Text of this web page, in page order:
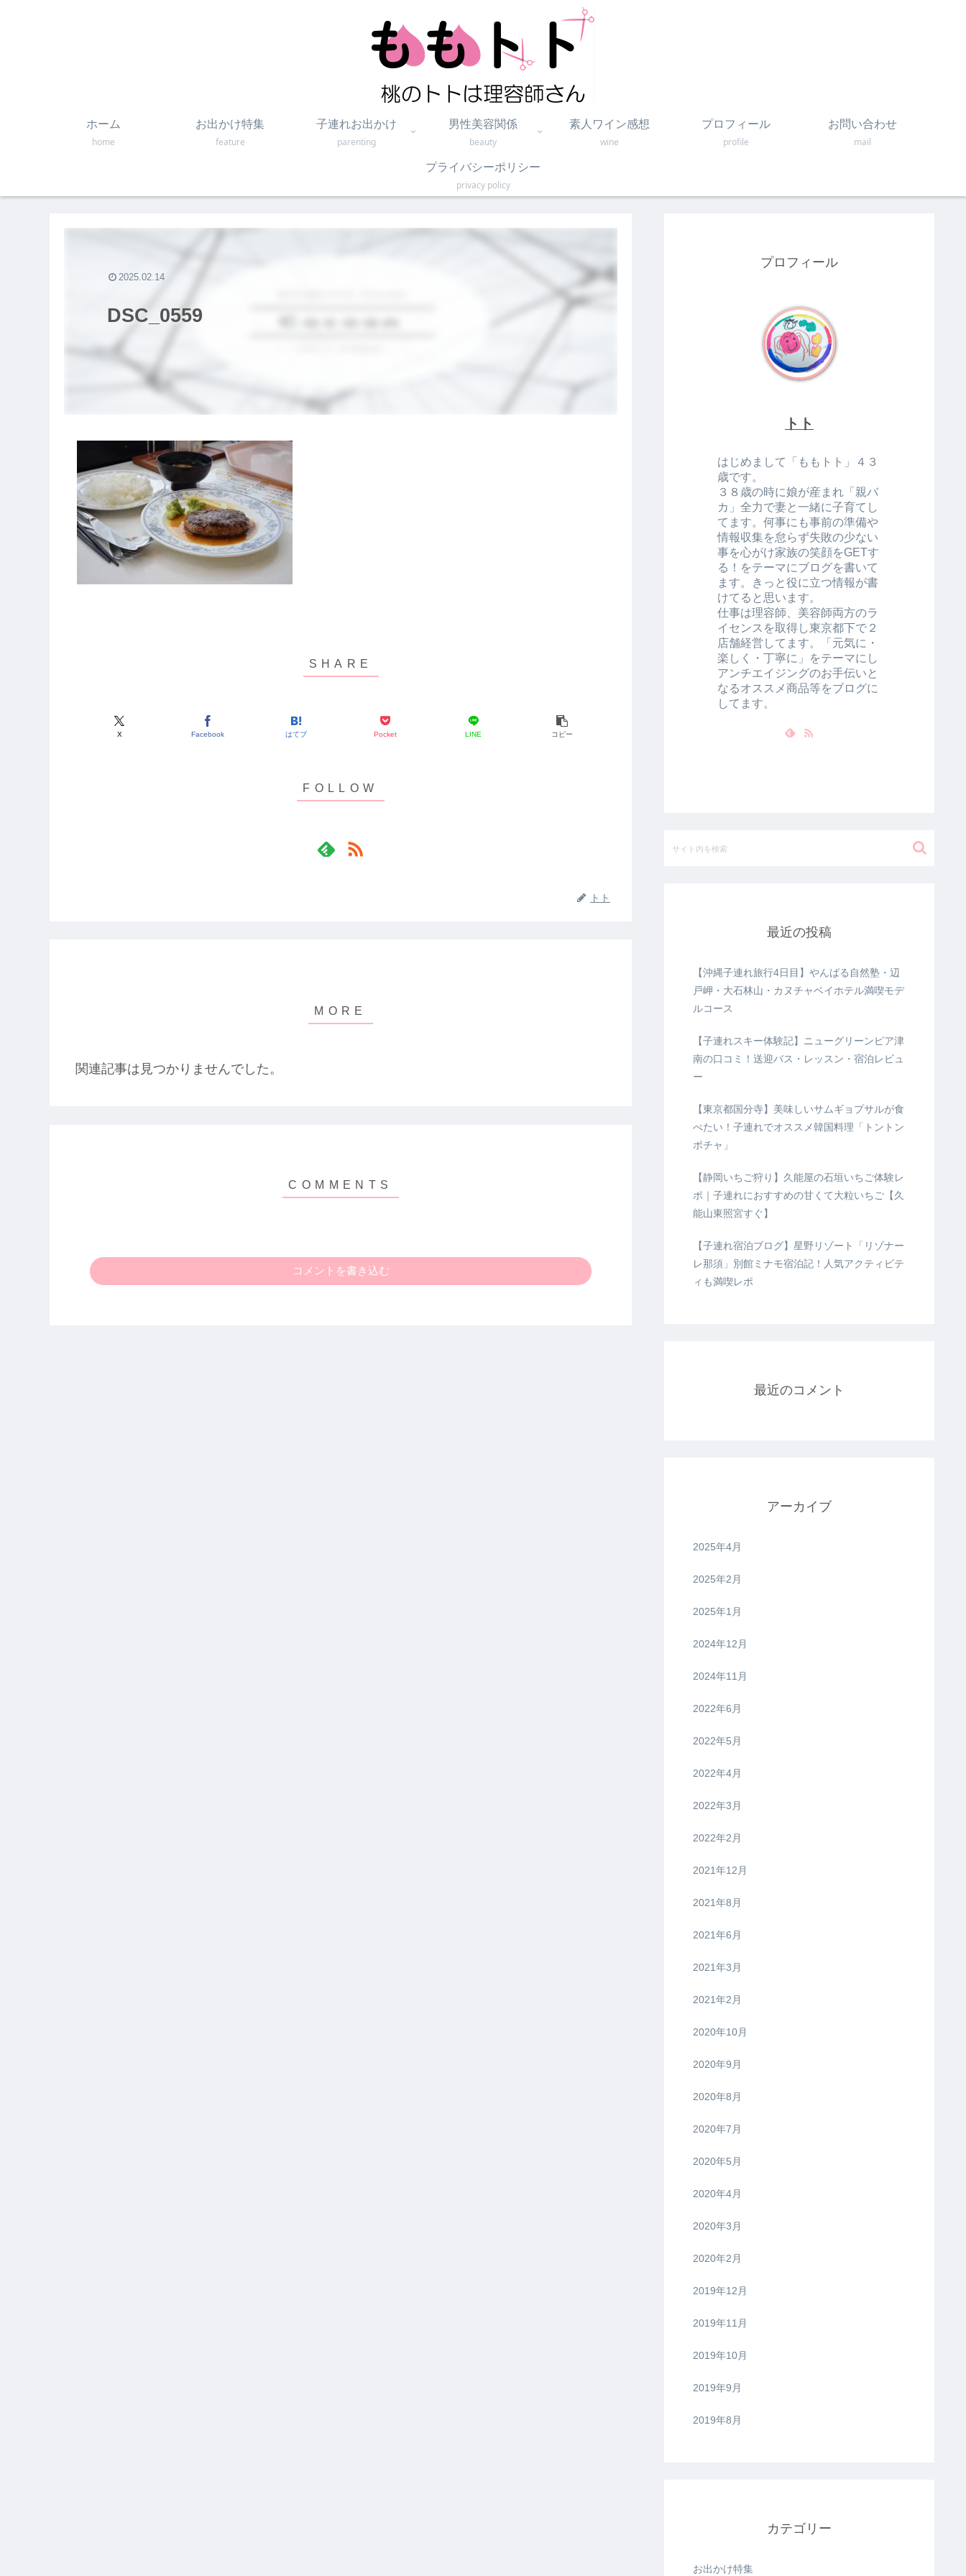
ホーム
home
お出かけ特集
feature
子連れお出かけ
parenting
男性美容関係
beauty
素人ワイン感想
wine
プロフィール
profile
お問い合わせ
mail
プライバシーポリシー
privacy policy
DSC_0559
2025.02.14
X Facebook はてブ Pocket LINE コピー
トト
関連記事は見つかりませんでした。
コメントを書き込む
プロフィール
トト
はじめまして「ももトト」４３
歳です。
３８歳の時に娘が産まれ「親バ
カ」全力で妻と一緒に子育てし
てます。何事にも事前の準備や
情報収集を怠らず失敗の少ない
事を心がけ家族の笑顔をGETす
る！をテーマにブログを書いて
ます。きっと役に立つ情報が書
けてると思います。
仕事は理容師、美容師両方のラ
イセンスを取得し東京都下で２
店舗経営してます。「元気に・
楽しく・丁寧に」をテーマにし
アンチエイジングのお手伝いと
なるオススメ商品等をブログに
してます。
最近の投稿
【沖縄子連れ旅行4日目】やんばる自然塾・辺
戸岬・大石林山・カヌチャベイホテル満喫モデ
ルコース
【子連れスキー体験記】ニューグリーンピア津
南の口コミ！送迎バス・レッスン・宿泊レビュ
ー
【東京都国分寺】美味しいサムギョプサルが食
べたい！子連れでオススメ韓国料理「トントン
ポチャ」
【静岡いちご狩り】久能屋の石垣いちご体験レ
ポ｜子連れにおすすめの甘くて大粒いちご【久
能山東照宮すぐ】
【子連れ宿泊ブログ】星野リゾート「リゾナー
レ那須」別館ミナモ宿泊記！人気アクティビテ
ィも満喫レポ
最近のコメント
アーカイブ
2025年4月
2025年2月
2025年1月
2024年12月
2024年11月
2022年6月
2022年5月
2022年4月
2022年3月
2022年2月
2021年12月
2021年8月
2021年6月
2021年3月
2021年2月
2020年10月
2020年9月
2020年8月
2020年7月
2020年5月
2020年4月
2020年3月
2020年2月
2019年12月
2019年11月
2019年10月
2019年9月
2019年8月
カテゴリー
お出かけ特集